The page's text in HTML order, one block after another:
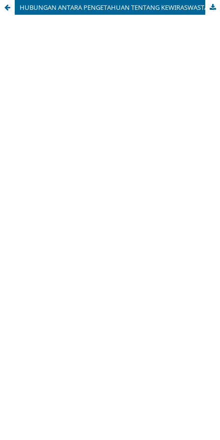
HUBUNGAN ANTARA PENGETAHUAN TENTANG KEWIRASWASTAAN DAN DUKUNGAN ORANGTUA DENGAN MINAT BERWIRASWASTA 2 PADA SISWA SMK NEGERI 2 WONOSARI